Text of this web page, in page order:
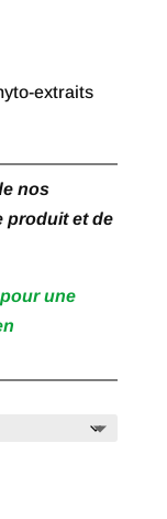
extraits
nos
produit et de
une